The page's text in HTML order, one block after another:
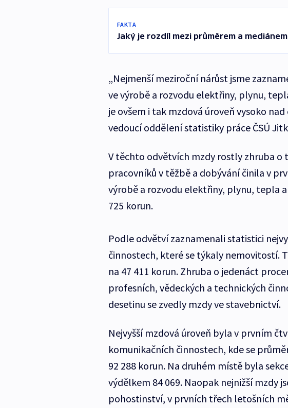
FAKTA
Jaký je rozdíl mezi průměrem a mediánem
„Nejmenší meziroční nárůst jsme
ve výrobě a rozvodu elektřiny, plynu,
je ovšem i tak mzdová úroveň vysoko
vedoucí oddělení statistiky práce ČSÚ
V těchto odvětvích mzdy rostly zhruba o
pracovníků v těžbě a dobývání činila v
výrobě a rozvodu elektřiny, plynu, tepla
725 korun.
Podle odvětví zaznamenali statistici
činnostech, které se týkaly nemovitostí.
na 47 411 korun. Zhruba o jedenáct
profesních, vědeckých a technických
desetinu se zvedly mzdy ve stavebnictví.
Nejvyšší mzdová úroveň byla v prvním
komunikačních činnostech, kde se
92 288 korun. Na druhém místě byla
výdělkem 84 069. Naopak nejnižší mzdy
pohostinství, v prvních třech letošních